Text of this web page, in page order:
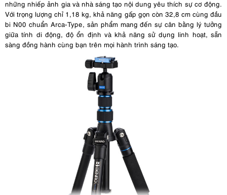
những nhiếp ảnh gia và nhà sáng tạo nội dung yêu thích sự cơ động.
Với trọng lượng chỉ 1,18 kg, khả năng gấp gọn còn 32,8 cm cùng đầu
bi N00 chuẩn Arca-Type, sản phẩm mang đến sự cân bằng lý tưởng
giữa tính di động, độ ổn định và khả năng sử dụng linh hoạt, sẵn
sàng đồng hành cùng bạn trên mọi hành trình sáng tạo.